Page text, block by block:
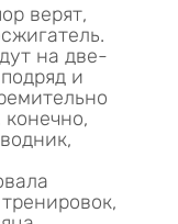
верят,
на две-
и